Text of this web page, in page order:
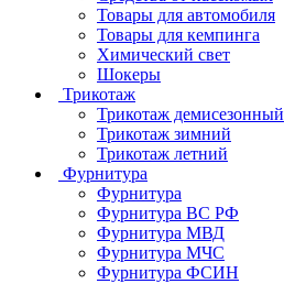
Товары для автомобиля
Товары для кемпинга
Химический свет
Шокеры
Трикотаж
Трикотаж демисезонный
Трикотаж зимний
Трикотаж летний
Фурнитура
Фурнитура
Фурнитура ВС РФ
Фурнитура МВД
Фурнитура МЧС
Фурнитура ФСИН